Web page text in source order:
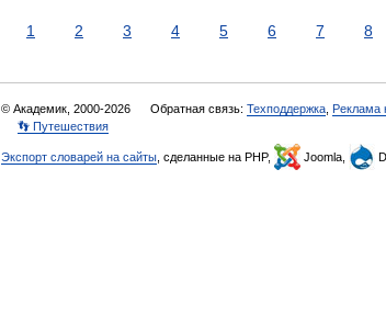
1 2 3 4 5 6 7 8
© Академик, 2000-2026 Обратная связь: Техподдержка Реклама
👣 Путешествия
Экспорт словарей на сайты , сделанные на PHP, Joomla,